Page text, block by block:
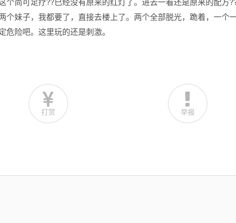
个尚可足疗??已经没有原来的红灯了。进去一看还是原来的配方
个妹子，我都要了，直接去楼上了。两个全部脱光，跪着，一个
险吧。这里玩的还是刺激。
打赏 举报